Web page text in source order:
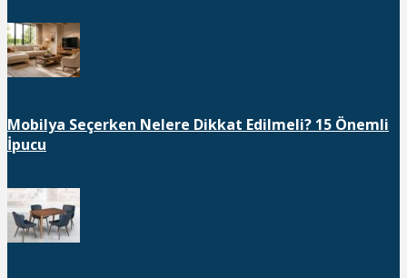
Mobilya Seçerken Nelere Dikkat Edilmeli? 15 Önemli
İpucu